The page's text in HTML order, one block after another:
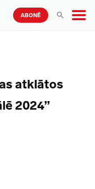
ABONĒ
atklātos
2024”